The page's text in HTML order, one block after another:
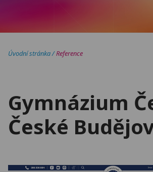
Úvodní stránka/Reference
Gymnázium
České